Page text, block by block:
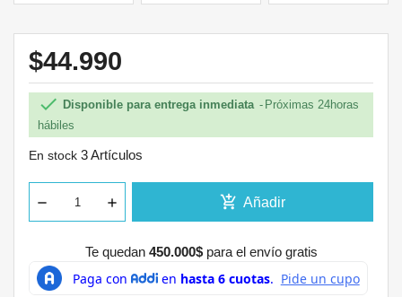
$44.990
 Disponible para entrega inmediata
Próximas 24horas
hábiles
En stock 3 Artículos
add_shopping_cart Añadir
Te quedan 450.000$para el envío gratis